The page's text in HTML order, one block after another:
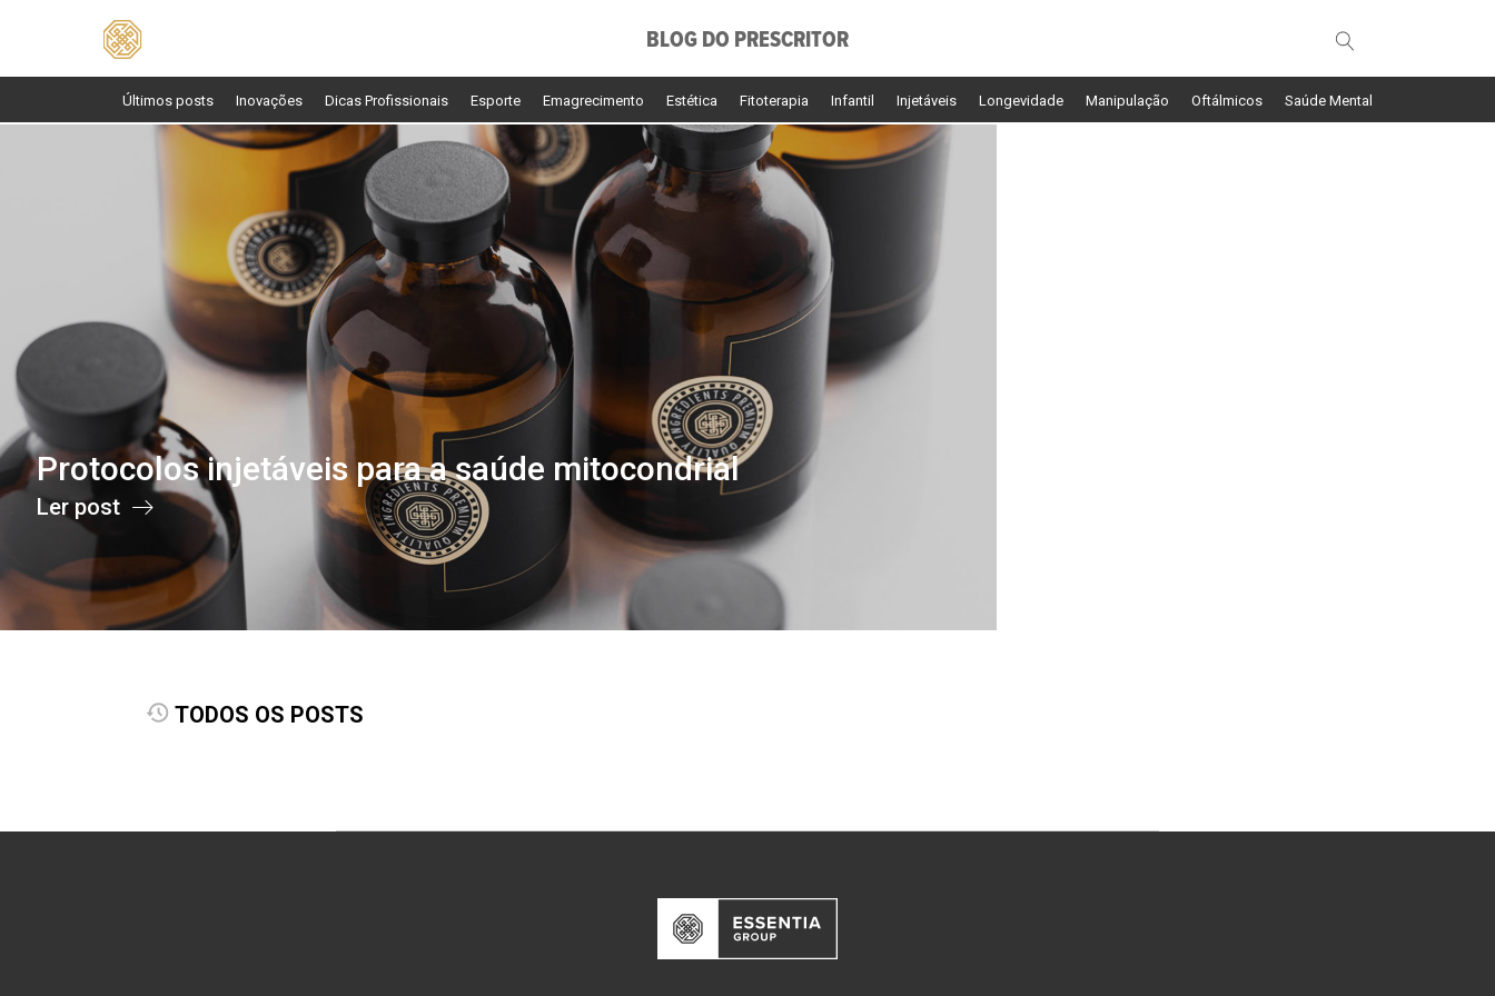
BLOG DO PRESCRITOR
Últimos posts Inovações Dicas Profissionais Esporte Emagrecimento Estética Fitoterapia Infantil Injetáveis Longevidade Manipulação Oftálmicos Saúde Mental
Protocolos injetáveis para a saúde mitocondrial
Ler post
TODOS OS POSTS